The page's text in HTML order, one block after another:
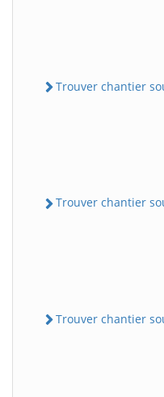
Trouver chantier
Trouver chantier
Trouver chantier